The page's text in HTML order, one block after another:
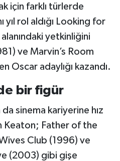
için farklı türlerde
yıl rol aldığı Looking for
yetkinliğini
ve Marvin’s Room
Oscar adaylığı kazandı.
bir figür
sinema kariyerine hız
Keaton; Father of the
Club (1996) ve
(2003) gibi gişe